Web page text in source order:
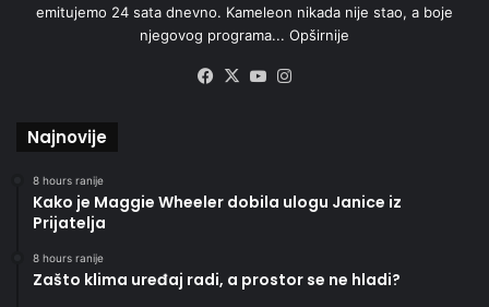
emitujemo 24 sata dnevno. Kameleon nikada nije stao, a boje
njegovog programa... Opširnije
Facebook
X YouTube
Najnovije
8 hours ranije
Kako je Maggie Wheeler dobila ulogu Janice iz
Prijatelja
8 hours ranije
Zašto klima uređaj radi, a prostor se ne hladi?